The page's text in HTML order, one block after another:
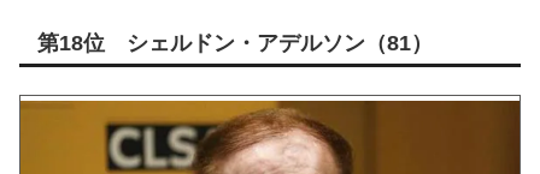
第18位 シェルドン・アデルソン（81）